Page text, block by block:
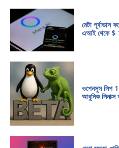
মেটা পূর্বাভাস
এআই থেকে $
ওপেনসুস লিপ
আধুনিক লিনাক্স